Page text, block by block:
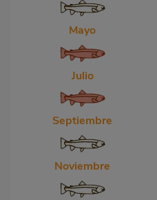
Mayo
Julio
Septiembre
Noviembre